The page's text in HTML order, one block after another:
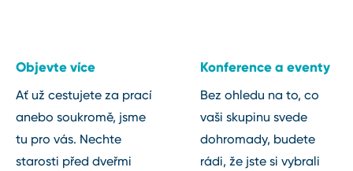
Objevte více
Ať už cestujete za prací
anebo soukromě, jsme
tu pro vás. Nechte
starosti před dveřmi
Konference a eventy
Bez ohledu na to, co
vaši skupinu svede
dohromady, budete
rádi, že jste si vybrali